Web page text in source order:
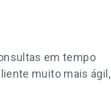
em tempo
muito mais ágil,